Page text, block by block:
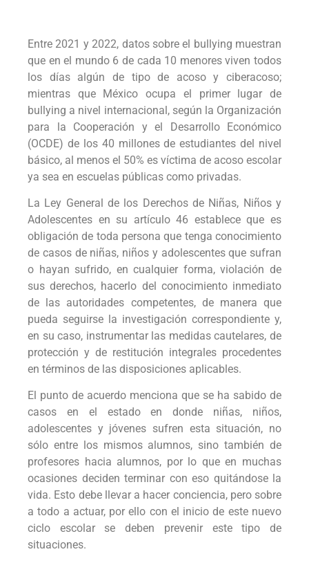
Entre 2021 y 2022, datos sobre el bullying muestran
que en el mundo 6 de cada 10 menores viven todos
los días algún de tipo de acoso y ciberacoso;
mientras que México ocupa el primer lugar de
bullying a nivel internacional, según la Organización
para la Cooperación y el Desarrollo Económico
(OCDE) de los 40 millones de estudiantes del nivel
básico, al menos el 50% es víctima de acoso escolar
ya sea en escuelas públicas como privadas.
La Ley General de los Derechos de Niñas, Niños y
Adolescentes en su artículo 46 establece que es
obligación de toda persona que tenga conocimiento
de casos de niñas, niños y adolescentes que sufran
o hayan sufrido, en cualquier forma, violación de
sus derechos, hacerlo del conocimiento inmediato
de las autoridades competentes, de manera que
pueda seguirse la investigación correspondiente y,
en su caso, instrumentar las medidas cautelares, de
protección y de restitución integrales procedentes
en términos de las disposiciones aplicables.
El punto de acuerdo menciona que se ha sabido de
casos en el estado en donde niñas, niños,
adolescentes y jóvenes sufren esta situación, no
sólo entre los mismos alumnos, sino también de
profesores hacia alumnos, por lo que en muchas
ocasiones deciden terminar con eso quitándose la
vida. Esto debe llevar a hacer conciencia, pero sobre
a todo a actuar, por ello con el inicio de este nuevo
ciclo escolar se deben prevenir este tipo de
situaciones.